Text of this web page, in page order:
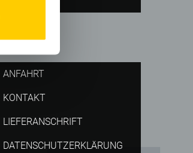
ANFAHRT
KONTAKT
LIEFERANSCHRIFT
DATENSCHUTZERKLÄRUNG